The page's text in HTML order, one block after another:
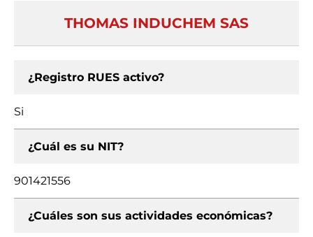
THOMAS INDUCHEM SAS
¿Registro RUES activo?
Si
¿Cuál es su NIT?
901421556
¿Cuáles son sus actividades económicas?